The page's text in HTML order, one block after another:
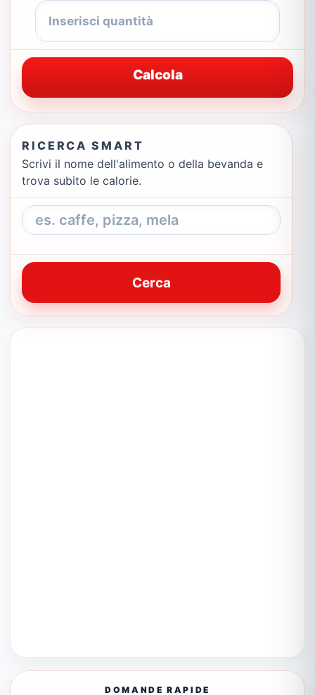
Calcola
RICERCA SMART
Scrivi il nome dell'alimento o della bevanda e
trova subito le calorie.
Cerca
DOMANDE RAPIDE